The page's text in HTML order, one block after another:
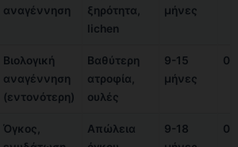
αναγέννηση
ξηρότητα,
lichen
μήνες
Βιολογική
αναγέννηση
(εντονότερη)
Βαθύτερη
ατροφία,
ουλές
9-15
μήνες
0-
Όγκος,
Απώλεια
9-18
0-